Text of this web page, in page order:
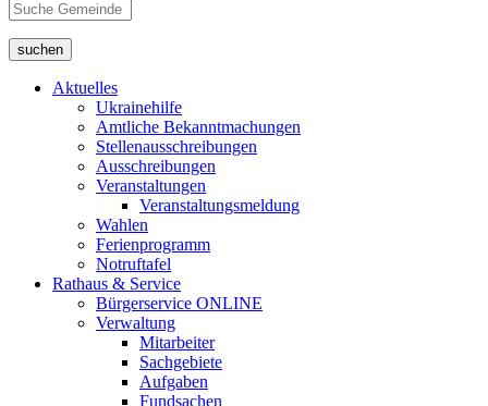
suchen
Aktuelles
Ukrainehilfe
Amtliche Bekanntmachungen
Stellenausschreibungen
Ausschreibungen
Veranstaltungen
Veranstaltungsmeldung
Wahlen
Ferienprogramm
Notruftafel
Rathaus & Service
Bürgerservice ONLINE
Verwaltung
Mitarbeiter
Sachgebiete
Aufgaben
Fundsachen